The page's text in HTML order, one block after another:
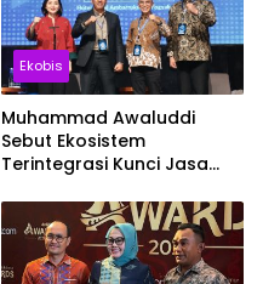
Ekobis
Muhammad Awaluddi
Sebut Ekosistem
Terintegrasi Kunci Jasa
Pelayanan Maksimal
Kepada masyarakat